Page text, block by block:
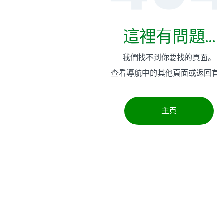
這裡有問題...
我們找不到你要找的頁面。
查看導航中的其他頁面或返回
主頁